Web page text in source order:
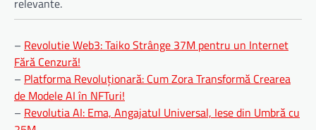
– Revolutie Web3: Taiko Strânge 37M pentru un Internet
Fără Cenzură!
– Platforma Revoluționară: Cum Zora Transformă Crearea
de Modele AI în NFTuri!
– Revolutia AI: Ema, Angajatul Universal, Iese din Umbră cu